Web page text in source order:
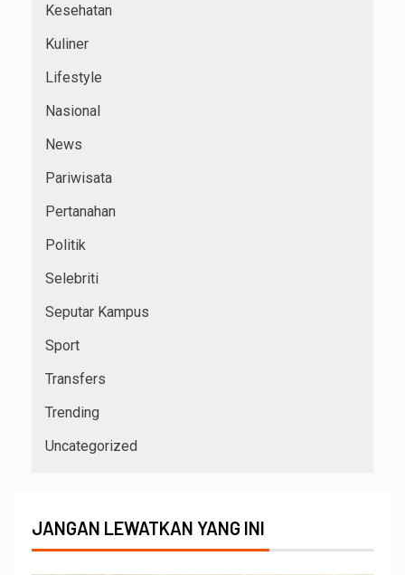
Kesehatan
Kuliner
Lifestyle
Nasional
News
Pariwisata
Pertanahan
Politik
Selebriti
Seputar Kampus
Sport
Transfers
Trending
Uncategorized
JANGAN LEWATKAN YANG INI